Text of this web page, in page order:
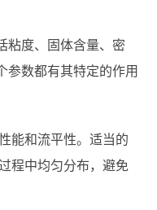
粘度、固体含量、密
参数都有其特定的作用
能和流平性。适当的
程中均匀分布，避免